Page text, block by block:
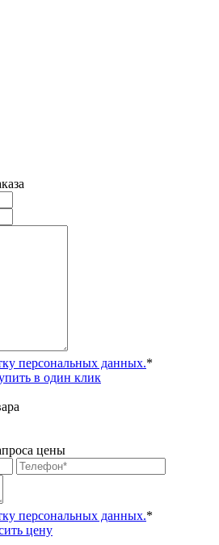
персональных данных.*
в один клик
цены
персональных данных.*
цену